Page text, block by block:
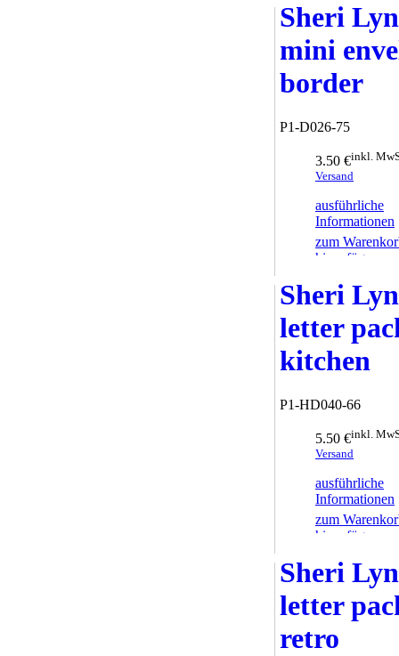
Sheri
mini
border
P1-D026-75
3.50 €inkl.
Versand
ausführliche
Informationen
zum
hinzufügen
Sheri
letter
kitchen
P1-HD040-66
5.50 €inkl.
Versand
ausführliche
Informationen
zum
hinzufügen
Sheri
letter
retro